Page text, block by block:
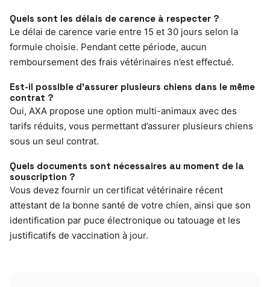
Quels sont les délais de carence à respecter ?
Le délai de carence varie entre 15 et 30 jours selon la
formule choisie. Pendant cette période, aucun
remboursement des frais vétérinaires n’est effectué.
Est-il possible d’assurer plusieurs chiens dans le même
contrat ?
Oui, AXA propose une option multi-animaux avec des
tarifs réduits, vous permettant d’assurer plusieurs chiens
sous un seul contrat.
Quels documents sont nécessaires au moment de la
souscription ?
Vous devez fournir un certificat vétérinaire récent
attestant de la bonne santé de votre chien, ainsi que son
identification par puce électronique ou tatouage et les
justificatifs de vaccination à jour.